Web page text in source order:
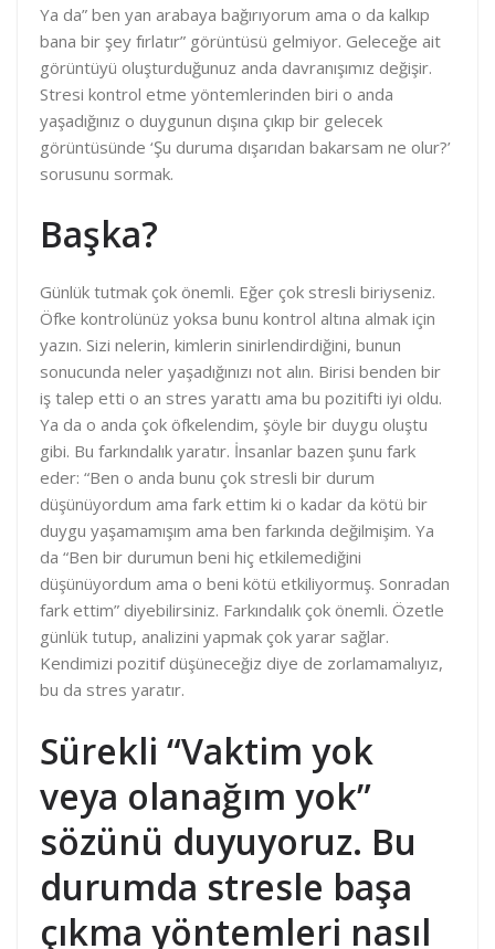
Ya da” ben yan arabaya bağırıyorum ama o da kalkıp
bana bir şey fırlatır” görüntüsü gelmiyor. Geleceğe ait
görüntüyü oluşturduğunuz anda davranışımız değişir.
Stresi kontrol etme yöntemlerinden biri o anda
yaşadığınız o duygunun dışına çıkıp bir gelecek
görüntüsünde ‘Şu duruma dışarıdan bakarsam ne olur?’
sorusunu sormak.
Başka?
Günlük tutmak çok önemli. Eğer çok stresli biriyseniz.
Öfke kontrolünüz yoksa bunu kontrol altına almak için
yazın. Sizi nelerin, kimlerin sinirlendirdiğini, bunun
sonucunda neler yaşadığınızı not alın. Birisi benden bir
iş talep etti o an stres yarattı ama bu pozitifti iyi oldu.
Ya da o anda çok öfkelendim, şöyle bir duygu oluştu
gibi. Bu farkındalık yaratır. İnsanlar bazen şunu fark
eder: “Ben o anda bunu çok stresli bir durum
düşünüyordum ama fark ettim ki o kadar da kötü bir
duygu yaşamamışım ama ben farkında değilmişim. Ya
da “Ben bir durumun beni hiç etkilemediğini
düşünüyordum ama o beni kötü etkiliyormuş. Sonradan
fark ettim” diyebilirsiniz. Farkındalık çok önemli. Özetle
günlük tutup, analizini yapmak çok yarar sağlar.
Kendimizi pozitif düşüneceğiz diye de zorlamamalıyız,
bu da stres yaratır.
Sürekli “Vaktim yok
veya olanağım yok”
sözünü duyuyoruz. Bu
durumda stresle başa
çıkma yöntemleri nasıl